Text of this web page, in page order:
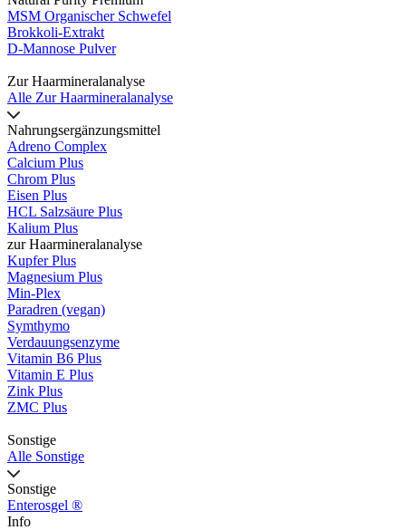
MSM Organischer Schwefel
Brokkoli-Extrakt
D-Mannose Pulver
Zur Haarmineralanalyse
Alle Zur Haarmineralanalyse
Nahrungsergänzungsmittel
Adreno Complex
Calcium Plus
Chrom Plus
Eisen Plus
HCL Salzsäure Plus
Kalium Plus
zur Haarmineralanalyse
Kupfer Plus
Magnesium Plus
Min-Plex
Paradren (vegan)
Symthymo
Verdauungsenzyme
Vitamin B6 Plus
Vitamin E Plus
Zink Plus
ZMC Plus
Sonstige
Alle Sonstige
Sonstige
Enterosgel ®
Info